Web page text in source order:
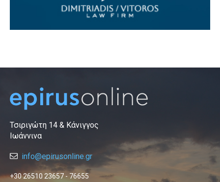
Τσιριγώτη 14 & Κάνιγγος
Ιωάννινα
info@epirusonline.gr
+30 26510 23657 - 76655